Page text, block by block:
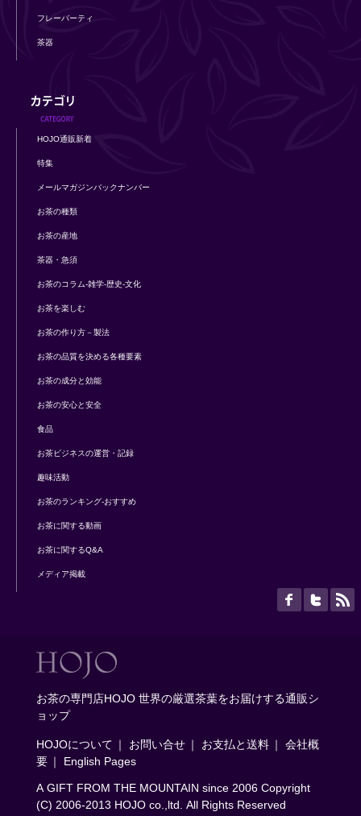
フレーバーティ
茶器
HOJO通販新着
特集
メールマガジンバックナンバー
お茶の種類
お茶の産地
茶器・急須
お茶のコラム-雑学-歴史-文化
お茶を楽しむ
お茶の作り方－製法
お茶の品質を決める各種要素
お茶の成分と効能
お茶の安心と安全
食品
お茶ビジネスの運営・記録
趣味活動
お茶のランキング-おすすめ
お茶に関する動画
お茶に関するQ&A
メディア掲載
お茶の専門店HOJO 世界の厳選茶葉をお届けする通販シ
ョップ
HOJOについて ｜ お問い合せ ｜ お支払と送料 ｜
会社概
要 ｜ English Pages
A GIFT FROM THE MOUNTAIN since 2006 Copyright
(C) 2006-2013 HOJO co.,ltd. All Rights Reserved